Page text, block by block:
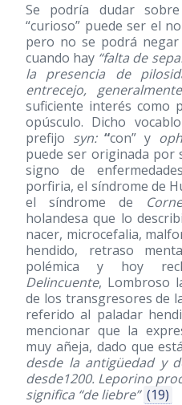
Se podría dudar
“curioso” puede ser el
pero no se podrá
cuando hay “falta de
la presencia de
entrecejo,
suficiente interés como
opúsculo. Dicho
prefijo syn:“con” y
puede ser originada por
signo de
porfiria, el síndrome de
el síndrome de
holandesa que lo
nacer, microcefalia,
hendido, retraso
polémica y hoy
Delincuente, Lombroso
de los transgresores de
referido al paladar
mencionar que la
muy añeja, dado que está
desde la antigüedad y
desde1200. Leporino
significa “de liebre” (19)